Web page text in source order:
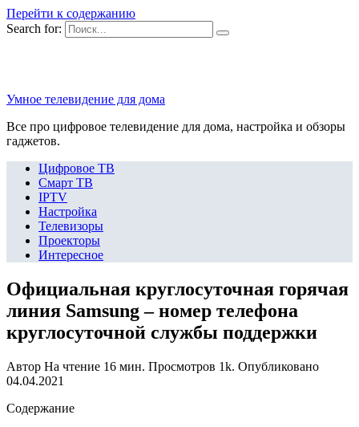
Перейти к содержанию
Search for:
Умное телевидение для дома
Все про цифровое телевидение для дома, настройка и обзоры
гаджетов.
Цифровое ТВ
Смарт ТВ
IPTV
Настройка
Телевизоры
Проекторы
Интересное
Официальная круглосуточная горячая
линия Samsung – номер телефона
круглосуточной службы поддержки
Автор На чтение 16 мин. Просмотров 1k. Опубликовано
04.04.2021
Содержание